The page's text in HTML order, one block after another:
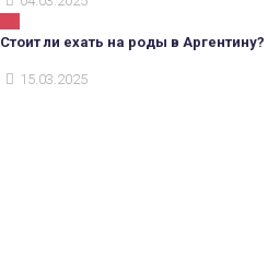
Стоит ли ехать на роды в Аргентину?
15.03.2025